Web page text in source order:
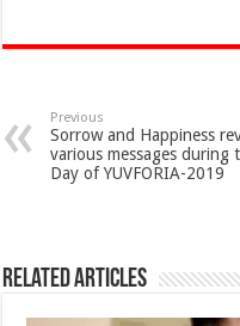
e
o
o
tt at
p
p
Previous
Sorrow and Happiness
various messages during
Day of YUVFORIA-2019
Related Articles